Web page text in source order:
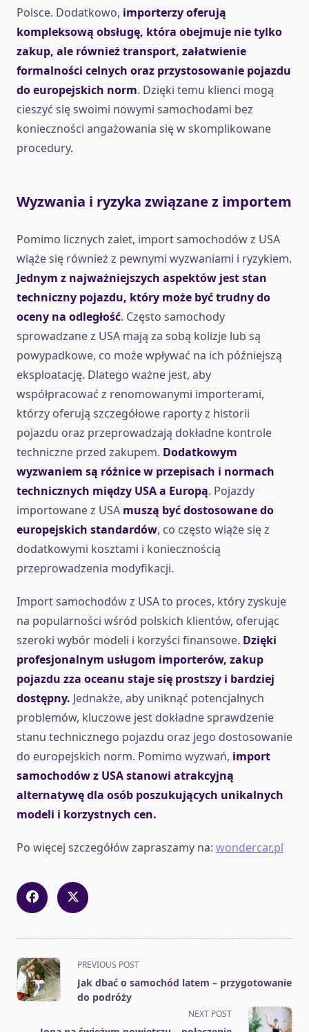
Polsce. Dodatkowo, importerzy oferują
kompleksową obsługę, która obejmuje nie tylko
zakup, ale również transport, załatwienie
formalności celnych oraz przystosowanie pojazdu
do europejskich norm. Dzięki temu klienci mogą
cieszyć się swoimi nowymi samochodami bez
konieczności angażowania się w skomplikowane
procedury.
Wyzwania i ryzyka związane z importem
Pomimo licznych zalet, import samochodów z USA
wiąże się również z pewnymi wyzwaniami i ryzykiem.
Jednym z najważniejszych aspektów jest stan
techniczny pojazdu, który może być trudny do
oceny na odległość. Często samochody
sprowadzane z USA mają za sobą kolizje lub są
powypadkowe, co może wpływać na ich późniejszą
eksploatację. Dlatego ważne jest, aby
współpracować z renomowanymi importerami,
którzy oferują szczegółowe raporty z historii
pojazdu oraz przeprowadzają dokładne kontrole
techniczne przed zakupem. Dodatkowym
wyzwaniem są różnice w przepisach i normach
technicznych między USA a Europą. Pojazdy
importowane z USA muszą być dostosowane do
europejskich standardów, co często wiąże się z
dodatkowymi kosztami i koniecznością
przeprowadzenia modyfikacji.
Import samochodów z USA to proces, który zyskuje
na popularności wśród polskich klientów, oferując
szeroki wybór modeli i korzyści finansowe. Dzięki
profesjonalnym usługom importerów, zakup
pojazdu zza oceanu staje się prostszy i bardziej
dostępny. Jednakże, aby uniknąć potencjalnych
problemów, kluczowe jest dokładne sprawdzenie
stanu technicznego pojazdu oraz jego dostosowanie
do europejskich norm. Pomimo wyzwań, import
samochodów z USA stanowi atrakcyjną
alternatywę dla osób poszukujących unikalnych
modeli i korzystnych cen.
Po więcej szczegółów zapraszamy na: wondercar.pl
<span
class="nav-
subtitle
reader-
PREVIOUS POST
Jak dbać o samochód latem – przygotowanie
do podróży
NEXT POST